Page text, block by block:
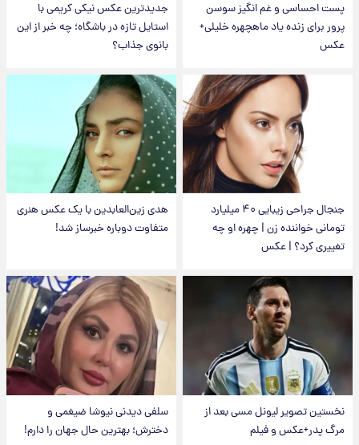
پست احساسی و غم انگیز سوسن
پرور برای زنده یاد ماهچهره خلیلی+
عکس
جدیدترین عکس نیکی کریمی با
استایل تازه در باشگاه؛ چه خبر از این
بانوی جذاب؟
جنجال جراحی زیبایی ۴۰ میلیارد
تومانی خواننده زن | چهره او چه
تغییری کرد؟ | عکس
هدی زین‌العابدین با یک عکس هنری
متفاوت دوباره خبرساز شد!
نخستین تصویر لیونل مسی بعد از
مرگ پدر+عکس و فیلم
سلفی دیدنی نیوشا ضیغمی و
دخترش؛ بهترین حال جهان را دارم!